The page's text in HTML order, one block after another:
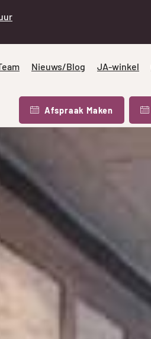
Nieuws/Blog JA-winkel
Afspraak Maken